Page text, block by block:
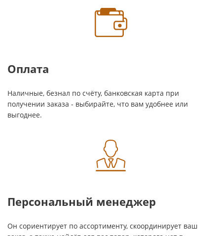
Оплата
Наличные, безнал по счёту, банковская карта при
получении заказа - выбирайте, что вам удобнее или
выгоднее.
Персональный менеджер
Он сориентирует по ассортименту, скоординирует ваш